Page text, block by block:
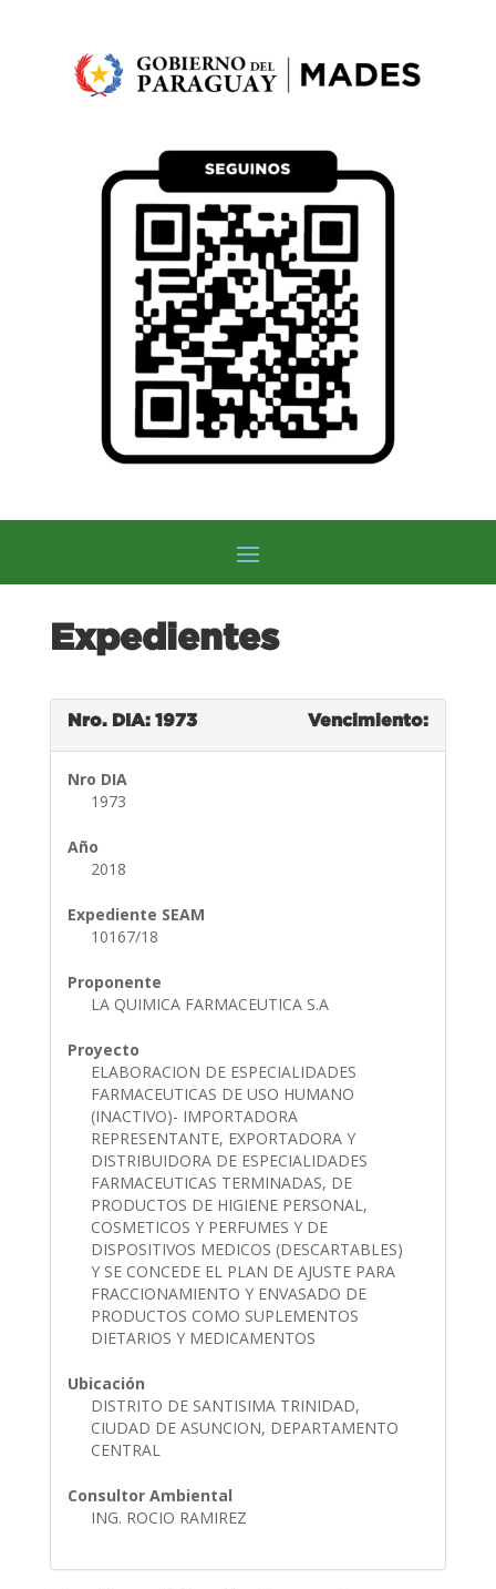
Expedientes
Nro. DIA: 1973 Vencimiento:
Nro DIA
1973
Año
2018
Expediente SEAM
10167/18
Proponente
LA QUIMICA FARMACEUTICA S.A
Proyecto
ELABORACION DE ESPECIALIDADES
FARMACEUTICAS DE USO HUMANO
(INACTIVO)- IMPORTADORA
REPRESENTANTE, EXPORTADORA Y
DISTRIBUIDORA DE ESPECIALIDADES
FARMACEUTICAS TERMINADAS, DE
PRODUCTOS DE HIGIENE PERSONAL,
COSMETICOS Y PERFUMES Y DE
DISPOSITIVOS MEDICOS (DESCARTABLES)
Y SE CONCEDE EL PLAN DE AJUSTE PARA
FRACCIONAMIENTO Y ENVASADO DE
PRODUCTOS COMO SUPLEMENTOS
DIETARIOS Y MEDICAMENTOS
Ubicación
DISTRITO DE SANTISIMA TRINIDAD,
CIUDAD DE ASUNCION, DEPARTAMENTO
CENTRAL
Consultor Ambiental
ING. ROCIO RAMIREZ